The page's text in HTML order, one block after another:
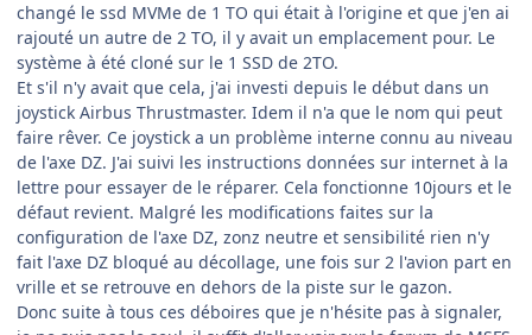
changé le ssd MVMe de 1 TO qui était à l'origine et que j'en ai
rajouté un autre de 2 TO, il y avait un emplacement pour. Le
système à été cloné sur le 1 SSD de 2TO.
Et s'il n'y avait que cela, j'ai investi depuis le début dans un
joystick Airbus Thrustmaster. Idem il n'a que le nom qui peut
faire rêver. Ce joystick a un problème interne connu au niveau
de l'axe DZ. J'ai suivi les instructions données sur internet à la
lettre pour essayer de le réparer. Cela fonctionne 10jours et le
défaut revient. Malgré les modifications faites sur la
configuration de l'axe DZ, zonz neutre et sensibilité rien n'y
fait l'axe DZ bloqué au décollage, une fois sur 2 l'avion part en
vrille et se retrouve en dehors de la piste sur le gazon.
Donc suite à tous ces déboires que je n'hésite pas à signaler,